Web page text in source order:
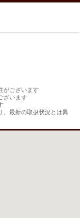
がございます
ざいます
、最新の取扱状況とは異